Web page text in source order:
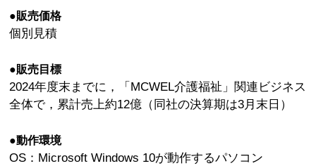
●販売価格
個別見積
●販売目標
2024年度末までに，「MCWEL介護福祉」関連ビジネス
全体で，累計売上約12億（同社の決算期は3月末日）
●動作環境
OS：Microsoft Windows 10が動作するパソコン